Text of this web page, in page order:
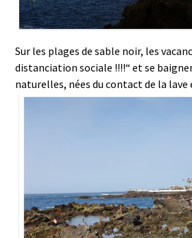
Sur les plages de sable noir, les
distanciation sociale !!!!“ et se
naturelles, nées du contact de la lave